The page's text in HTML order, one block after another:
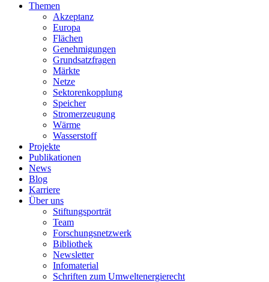
Themen
Akzeptanz
Europa
Flächen
Genehmigungen
Grundsatzfragen
Märkte
Netze
Sektorenkopplung
Speicher
Stromerzeugung
Wärme
Wasserstoff
Projekte
Publikationen
News
Blog
Karriere
Über uns
Stiftungsporträt
Team
Forschungsnetzwerk
Bibliothek
Newsletter
Infomaterial
Schriften zum Umweltenergierecht